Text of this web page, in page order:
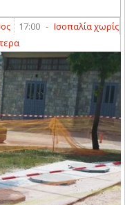
17:00 - Ισοπαλία χωρίς